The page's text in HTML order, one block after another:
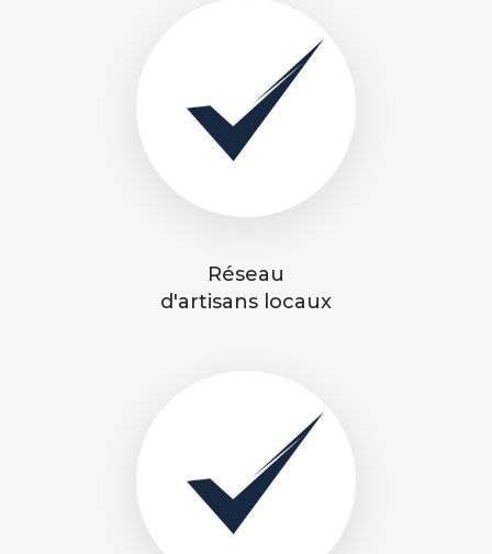
Réseau
d'artisans locaux